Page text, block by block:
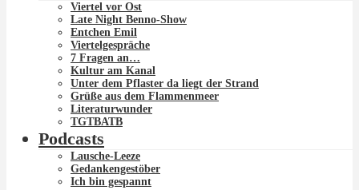
Viertel vor Ost
Late Night Benno-Show
Entchen Emil
Viertelgespräche
7 Fragen an…
Kultur am Kanal
Unter dem Pflaster da liegt der Strand
Grüße aus dem Flammenmeer
Literaturwunder
TGTBATB
Podcasts
Lausche-Leeze
Gedankengestöber
Ich bin gespannt